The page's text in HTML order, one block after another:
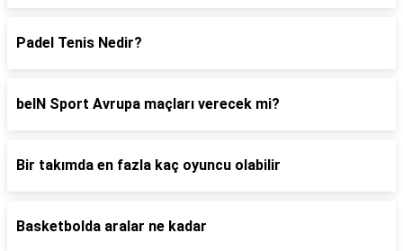
Padel Tenis Nedir?
beIN Sport Avrupa maçları verecek mi?
Bir takımda en fazla kaç oyuncu olabilir
Basketbolda aralar ne kadar